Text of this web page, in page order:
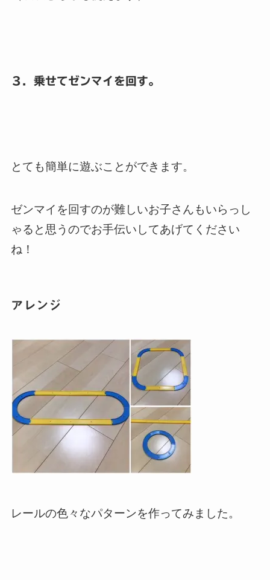
３．乗せてゼンマイを回す。
とても簡単に遊ぶことができます。
ゼンマイを回すのが難しいお子さんもいらっし
ゃると思うのでお手伝いしてあげてください
ね！
アレンジ
レールの色々なパターンを作ってみました。